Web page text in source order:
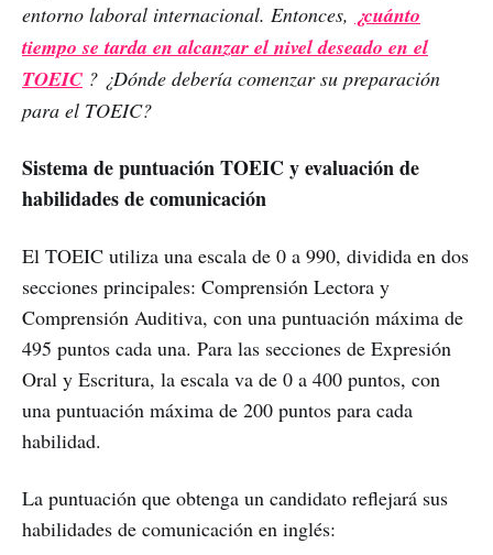
entorno laboral internacional. Entonces, ¿cuánto
tiempo se tarda en alcanzar el nivel deseado en el
TOEIC ? ¿Dónde debería comenzar su preparación
para el TOEIC?
Sistema de puntuación TOEIC y evaluación de
habilidades de comunicación
El TOEIC utiliza una escala de 0 a 990, dividida en dos
secciones principales: Comprensión Lectora y
Comprensión Auditiva, con una puntuación máxima de
495 puntos cada una. Para las secciones de Expresión
Oral y Escritura, la escala va de 0 a 400 puntos, con
una puntuación máxima de 200 puntos para cada
habilidad.
La puntuación que obtenga un candidato reflejará sus
habilidades de comunicación en inglés: